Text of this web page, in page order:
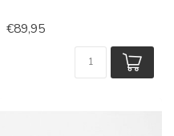
€89,95